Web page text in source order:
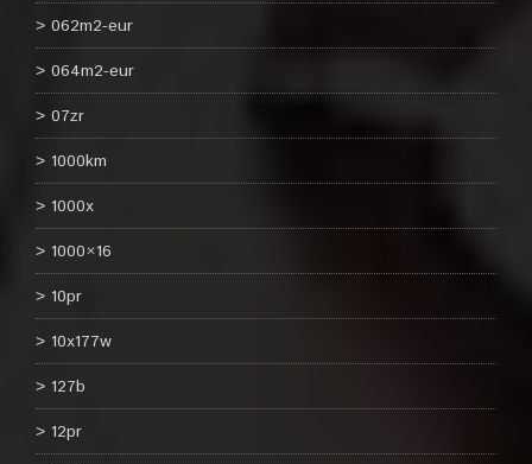
062m2-eur
064m2-eur
07zr
1000km
1000x
1000×16
10pr
10x177w
127b
12pr